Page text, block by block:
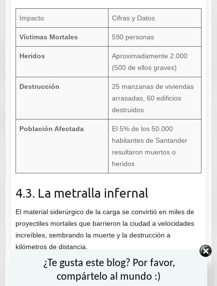
Impacto Cifras y Datos
Víctimas Mortales 590 personas
Heridos
Aproximadamente 2.000
(500 de ellos graves)
Destrucción
25 manzanas de viviendas
arrasadas, 60 edificios
destruidos
Población Afectada
El 5% de los 50.000
habitantes de Santander
resultaron muertos o
heridos
4.3. La metralla infernal
El material siderúrgico de la carga se convirtió en miles de
proyectiles mortales que barrieron la ciudad a velocidades
increíbles, sembrando la muerte y la destrucción a
kilómetros de distancia.
Proyectiles kilométricos:Un calabrote (cabo grueso)
del buque fue encontrado en Peñacastillo, a ocho
¿Te gusta este blog? Por favor,
compártelo al mundo :)